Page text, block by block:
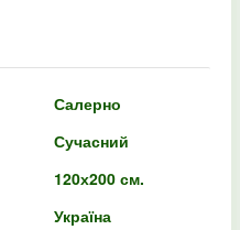
Салерно
Сучасний
120х200 см.
Україна